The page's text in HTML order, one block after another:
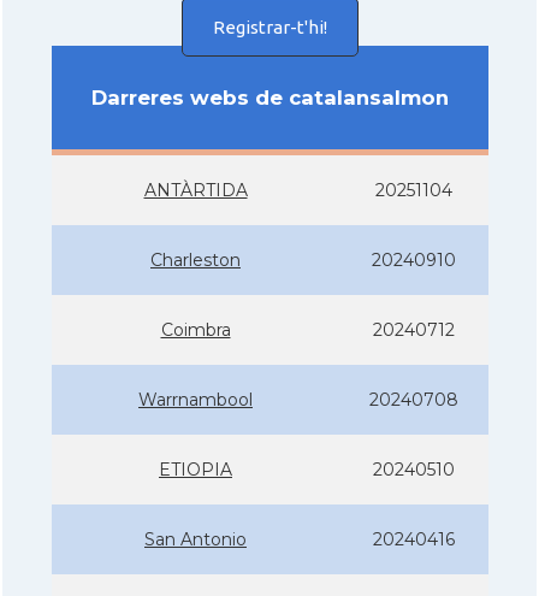
Registrar-t'hi!
Darreres webs de catalansalmon
ANTÀRTIDA 20251104
Charleston 20240910
Coimbra 20240712
Warrnambool 20240708
ETIOPIA 20240510
San Antonio 20240416